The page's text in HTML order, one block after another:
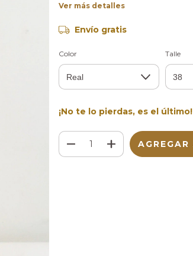
Ver más detalles
Envío gratis
Color Talle
¡No te lo pierdas, es el último!